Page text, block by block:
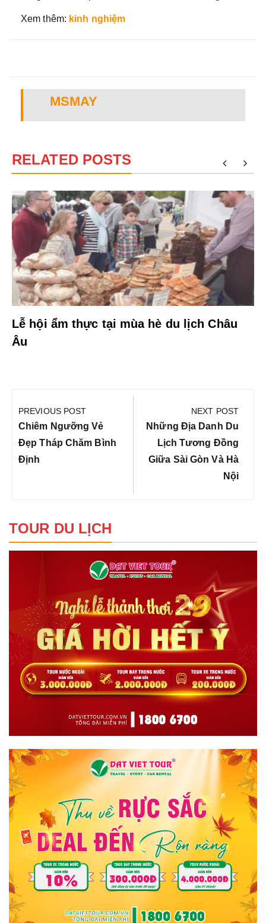
Xem thêm: kinh nghiệm
MSMAY
RELATED POSTS
Lễ hội ẩm thực tại mùa hè du lịch Châu
Âu
hướng
bài
viết
PREVIOUS POST
Previous
Post:
Chiêm Ngưỡng Vẻ
Đẹp Tháp Chăm Bình
Định
NEXT POST
Next
Post:
Những Địa Danh Du
Lịch Tương Đồng
Giữa Sài Gòn Và Hà
Nội
TOUR DU LỊCH